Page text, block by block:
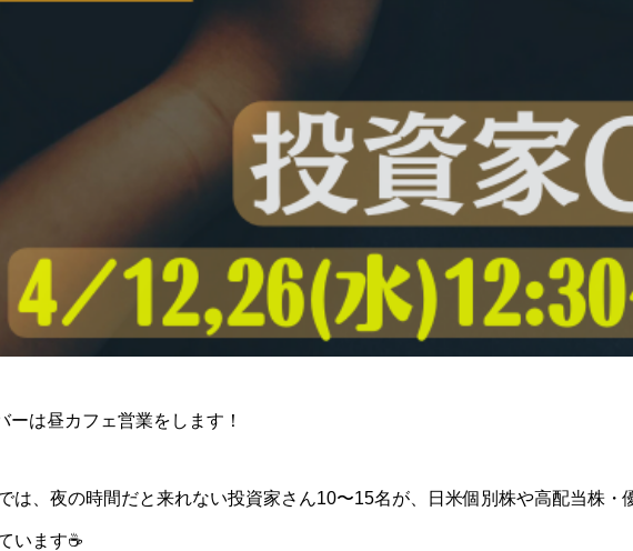
は昼カフェ営業をします！
は、夜の時間だと来れない投資家さん10〜15名が、日米個別株や高配当株
います☕️